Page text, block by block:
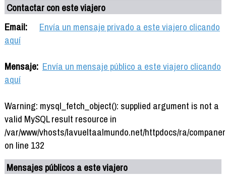
Contactar con este viajero
Email:
Envía un mensaje privado a este viajero clicando
aquí
Mensaje: Envía un mensaje público a este viajero clicando
aquí
Warning: mysql_fetch_object(): supplied argument is not a
valid MySQL result resource in
/var/www/vhosts/lavueltaalmundo.net/httpdocs/ra/
on line 132
Mensajes públicos a este viajero